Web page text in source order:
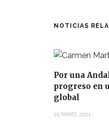
NOTICIAS
Por una
progreso en
global
20 MAYO, 2021